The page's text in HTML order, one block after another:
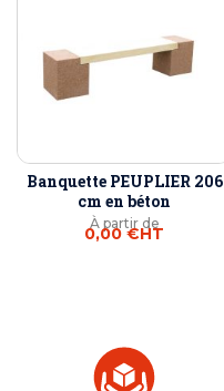
Banquette PEUPLIER 206
cm en béton
À partir de
0,00 €HT